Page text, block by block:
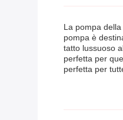
La pompa
pompa è
tatto lussuoso
perfetta per
perfetta per